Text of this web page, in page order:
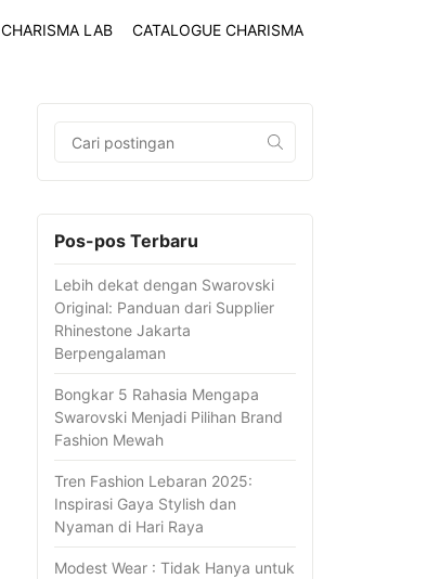
CHARISMA LAB CATALOGUE CHARISMA
Pos-pos Terbaru
Lebih dekat dengan Swarovski
Original: Panduan dari Supplier
Rhinestone Jakarta
Berpengalaman
Bongkar 5 Rahasia Mengapa
Swarovski Menjadi Pilihan Brand
Fashion Mewah
Tren Fashion Lebaran 2025:
Inspirasi Gaya Stylish dan
Nyaman di Hari Raya
Modest Wear : Tidak Hanya untuk